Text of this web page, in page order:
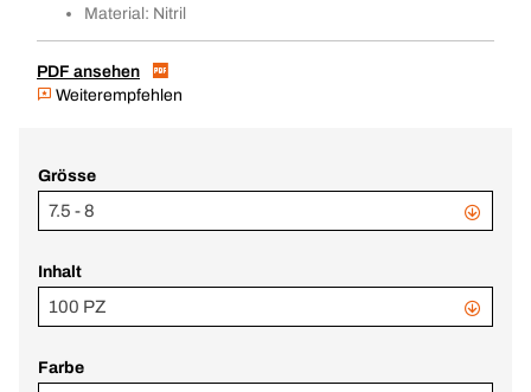
Material: Nitril
PDF ansehen
Weiterempfehlen
Grösse
7.5 - 8
Inhalt
100 PZ
Farbe